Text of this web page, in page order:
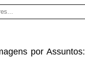
por Assuntos: